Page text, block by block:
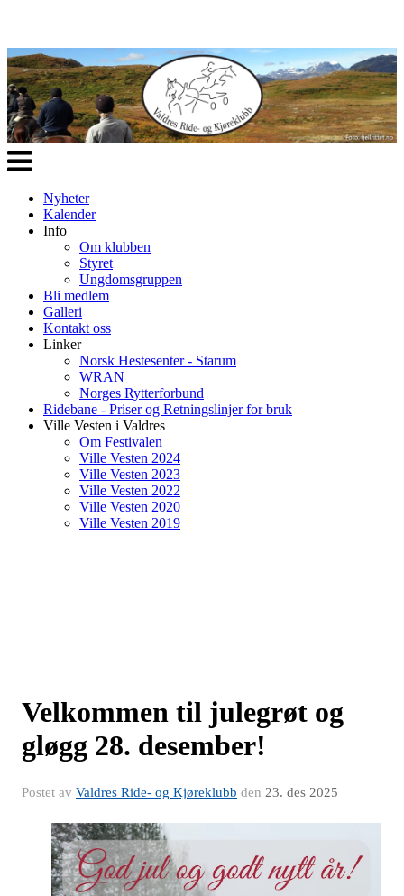
Veksle
navigasjon
Nyheter
Kalender
Info
Om klubben
Styret
Ungdomsgruppen
Bli medlem
Galleri
Kontakt oss
Linker
Norsk Hestesenter - Starum
WRAN
Norges Rytterforbund
Ridebane - Priser og Retningslinjer for bruk
Ville Vesten i Valdres
Om Festivalen
Ville Vesten 2024
Ville Vesten 2023
Ville Vesten 2022
Ville Vesten 2020
Ville Vesten 2019
Velkommen til julegrøt og
gløgg 28. desember!
Postet av Valdres Ride- og Kjøreklubb den 23. des 2025